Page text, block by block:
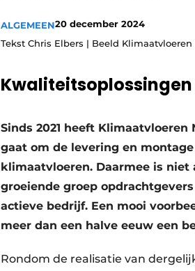
Video’s
ALGEMEEN20 december 2024
Tekst Chris Elbers | Beeld
Sinds 2021 heeft
gaat om de levering en
klimaatvloeren. Daarmee is niet
groeiende groep
actieve bedrijf. Een mooi
meer dan een halve eeuw een
Rondom de realisatie van